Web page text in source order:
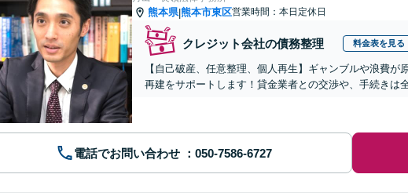
熊本県|熊本市東区営業時間：本日定休日
クレジット会社の債務整理 料金表を見る
【自己破産、任意整理、個人再生】ギャンブルや浪費
再建をサポートします！貸金業者との交渉や、手続きは
電話でお問い合わせ